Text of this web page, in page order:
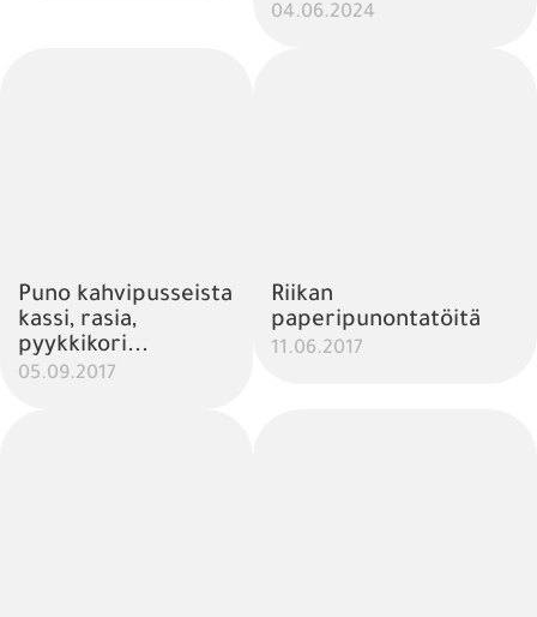
04.06.2024
Puno kahvipusseista
kassi, rasia,
pyykkikori...
05.09.2017
Riikan
paperipunontatöitä
11.06.2017